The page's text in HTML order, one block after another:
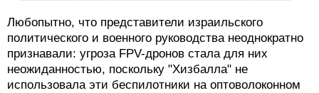
Любопытно, что представители израильского
политического и военного руководства неоднократно
признавали: угроза FPV-дронов стала для них
неожиданностью, поскольку "Хизбалла" не
использовала эти беспилотники на оптоволоконном